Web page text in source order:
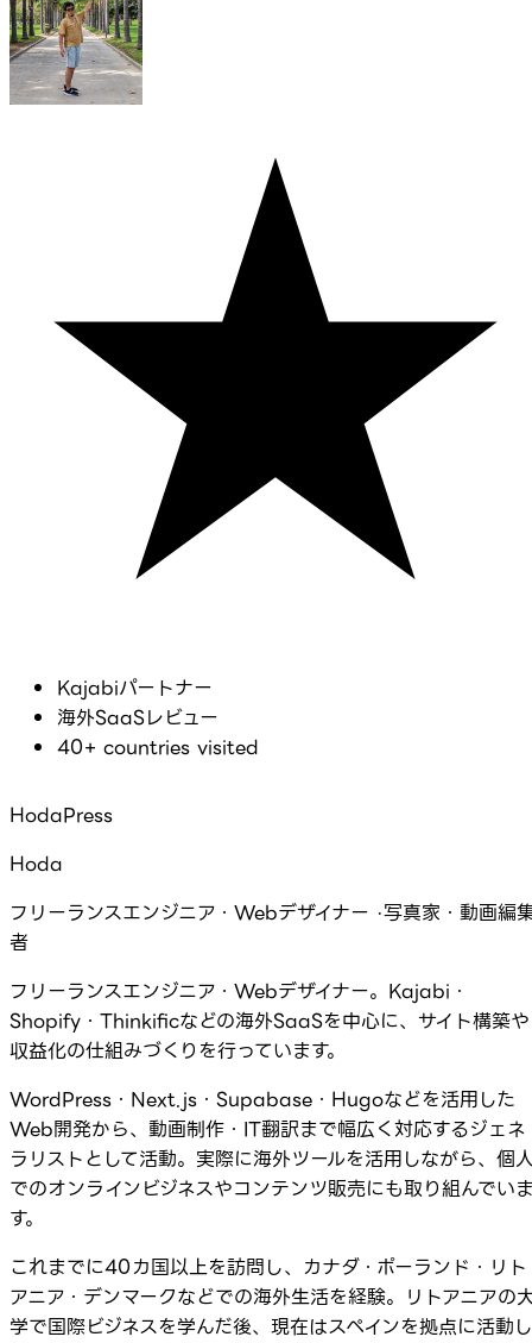
Kajabiパートナー
海外SaaSレビュー
40+ countries visited
HodaPress
Hoda
フリーランスエンジニア・Webデザイナー ·写真家・動画編
者
フリーランスエンジニア・Webデザイナー。Kajabi・
Shopify・Thinkificなどの海外SaaSを中心に、サイト構築や
収益化の仕組みづくりを行っています。
WordPress・Next.js・Supabase・Hugoなどを活用した
Web開発から、動画制作・IT翻訳まで幅広く対応するジェネ
ラリストとして活動。実際に海外ツールを活用しながら、個
でのオンラインビジネスやコンテンツ販売にも取り組んでい
す。
これまでに40カ国以上を訪問し、カナダ・ポーランド・リト
アニア・デンマークなどでの海外生活を経験。リトアニアの
学で国際ビジネスを学んだ後、現在はスペインを拠点に活動し